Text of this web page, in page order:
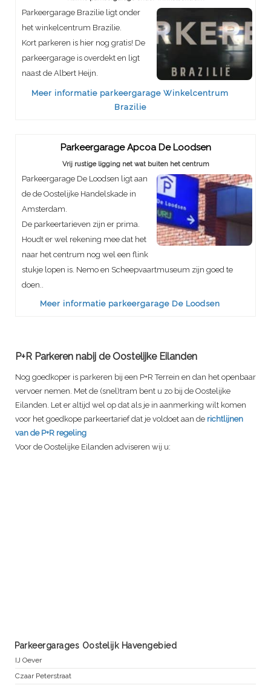
Parkeergarage Brazilie ligt onder
het winkelcentrum Brazilie.
Kort parkeren is hier nog gratis! De
parkeergarage is overdekt en ligt
naast de Albert Heijn.
Meer informatie parkeergarage Winkelcentrum
Brazilie
Parkeergarage Apcoa De Loodsen
Vrij rustige ligging net wat buiten het centrum
Parkeergarage De Loodsen ligt aan
de de Oostelijke Handelskade in
Amsterdam.
De parkeertarieven zijn er prima.
Houdt er wel rekening mee dat het
naar het centrum nog wel een flink
stukje lopen is. Nemo en Scheepvaartmuseum zijn goed te
doen..
Meer informatie parkeergarage De Loodsen
P+R Parkeren nabij de Oostelijke Eilanden
Nog goedkoper is parkeren bij een P+R Terrein en dan het openbaar
vervoer nemen. Met de (snel)tram bent u zo bij de Oostelijke
Eilanden. Let er altijd wel op dat als je in aanmerking wilt komen
voor het goedkope parkeertarief dat je voldoet aan de richtlijnen
van de P+R regeling
Voor de Oostelijke Eilanden adviseren wij u:
Parkeergarages Oostelijk Havengebied
IJ Oever
Czaar Peterstraat